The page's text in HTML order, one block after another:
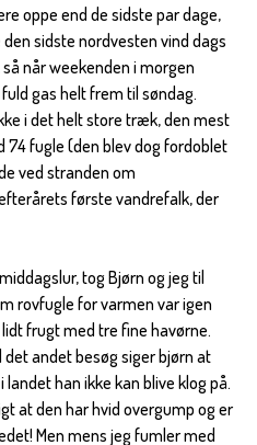
oppe end de sidste par dage,
sidste nordvesten vind dags
når weekenden i morgen
gas helt frem til søndag.
i det helt store træk, den mest
fugle (den blev dog fordoblet
ved stranden om
første vandrefalk, der
tog Bjørn og jeg til
rovfugle for varmen var igen
frugt med tre fine havørne.
andet besøg siger bjørn at
han ikke kan blive klog på.
at den har hvid overgump og er
Men mens jeg fumler med